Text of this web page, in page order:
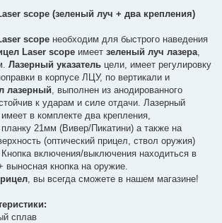
scope (зеленый луч + два крепления)
scope необходим для быстрого наведения
Laser scope имеет зеленый луч лазера
Лазерный указатель цели, имеет регулировку
в корпусе ЛЦУ, по вертикали и
лазерный , выполнен из анодированного
к ударам и силе отдачи. Лазерный
в комплекте два крепления,
21мм (Вивер/Пикатини) а также на
(оптический прицел, ствол оружия)
включения/выключения находиться в
кнопка на оружие.
, вы всегда сможете в нашем магазине!
сплав